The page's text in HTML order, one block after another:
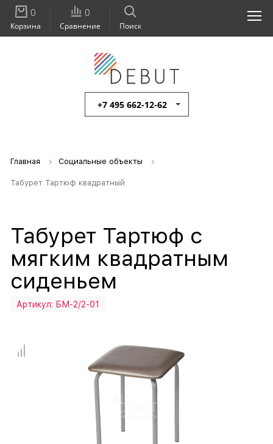
+7 495 662-12-62
Поиск
0
Сравнение
0
Корзина
Главная Социальные объекты
Табурет Тартюф квадратный
Табурет Тартюф с
мягким квадратным
сиденьем
Артикул: БМ-2/2-01